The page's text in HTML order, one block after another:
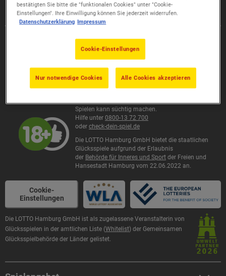
Kundenservice040 63205-210
Mo. - Fr. 6:00 - 18:30 Uhr • Sa. 8:00 - 14:00 Uhr
Besuchszeiten:
Mo. - Do. 8:00 - 17:00 Uhr • Fr. 8:00 - 14:30 Uhr
Spielen kann süchtig machen.
Hilfe unter 0800-13 72 700
oder check-dein-spiel.de
Die LOTTO Hamburg GmbH bietet die staatlichen
Glücksspiele aufgrund der Erlaubnis
der Behörde für Inneres und Sport der Freien und
Hansestadt Hamburg vom 22.06.2022 an.
Cookie-
Einstellungen
Die LOTTO Hamburg GmbH ist als zugelassene Veranstalterin von
Glücksspielen in der amtlichen Liste (Whitelist) der Gemeinsamen
Glücksspielbehörde der Länder gelistet.
bestätigten Sie bitte die "funktionalen Cookies" unter "Cookie-
Einstellungen". Ihre Einwilligung können Sie jederzeit widerrufen.
Datenschutzerklärung Impressum
Cookie-Einstellungen
Nur notwendige Cookies Alle Cookies akzeptieren